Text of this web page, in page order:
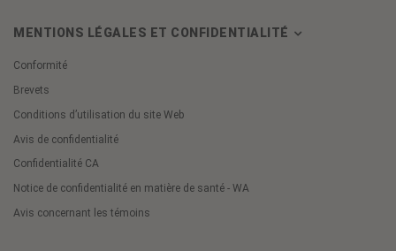
MENTIONS LÉGALES ET CONFIDENTIALITÉ
Conformité
Brevets
Conditions d’utilisation du site Web
Avis de confidentialité
Confidentialité CA
Notice de confidentialité en matière de santé - WA
Avis concernant les témoins